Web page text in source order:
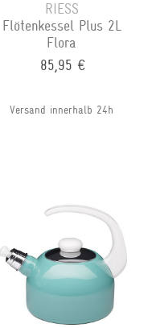
RIESS
Flötenkessel Plus 2L
Flora
85,95 €
Versand innerhalb 24h